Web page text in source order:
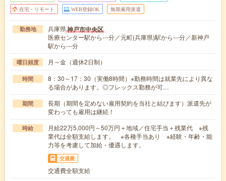
在宅・リモート WEB登録OK 無期雇用派遣
勤務地 兵庫県神戸市中央区
医療センター駅から---分／元町(兵庫県)駅から---分／新神戸
駅から---分
曜日頻度 月～金（週休2日制）
時間
8：30～17：30（実働8時間）※勤務時間は就業先により異な
る場合があります。◎フレックス勤務が可…
期間
長期（期間を定めない雇用契約を当社と結びます）派遣先が
変わっても雇用は継続！
時給
月給22万5,000円～50万円＋地域／住宅手当＋残業代 ※残
業代は全額支給します。 ※各種手当あり ※経験・年齢・能
力等を考慮して加給・優遇します。
交通費
交通費全額支給